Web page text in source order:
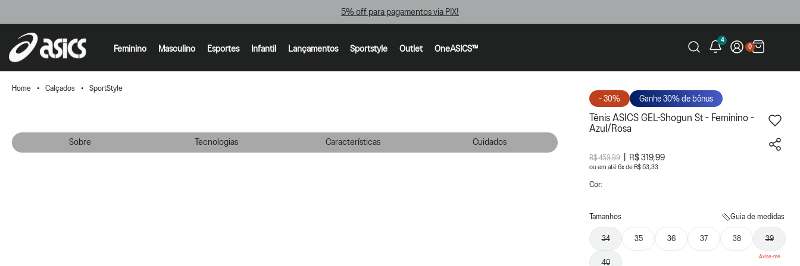
5% off para pagamentos via PIX!
Feminino Masculino Esportes Infantil Lançamentos Sportstyle Outlet OneASICS™
4
0
Calçados SportStyle
Sobre Tecnologias Características Cuidados
- 30% Ganhe 30% de bônus
Tênis ASICS GEL-Shogun St - Feminino -
Azul/Rosa
R$ 459,99 R$ 319,99
ou 6x de R$ 53,33
Cor:
Tamanhos Guia de medidas
34 35 36 37 38 39
40